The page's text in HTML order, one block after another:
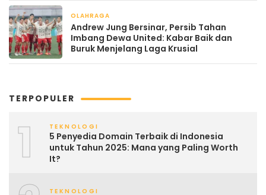
OLAHRAGA
Andrew Jung Bersinar, Persib Tahan
Imbang Dewa United: Kabar Baik dan
Buruk Menjelang Laga Krusial
TERPOPULER
1 TEKNOLOGI
5 Penyedia Domain Terbaik di Indonesia
untuk Tahun 2025: Mana yang Paling Worth
It?
TEKNOLOGI